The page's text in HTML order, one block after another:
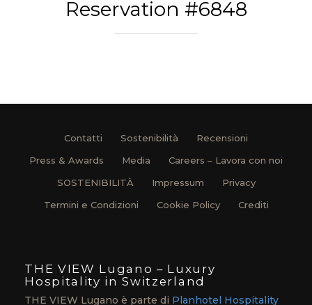
Reservation #6848
Contatti Sostenibilità
Recensioni
Press & Awards
Media
Careers – Lavora con noi
SOSTENIBILITÀ
Impressum
Privacy
Termini e Condizioni
Cookie Policy Crediti
THE VIEW Lugano – Luxury
Hospitality in Switzerland
THE VIEW Lugano è parte di Planhotel Hospitality